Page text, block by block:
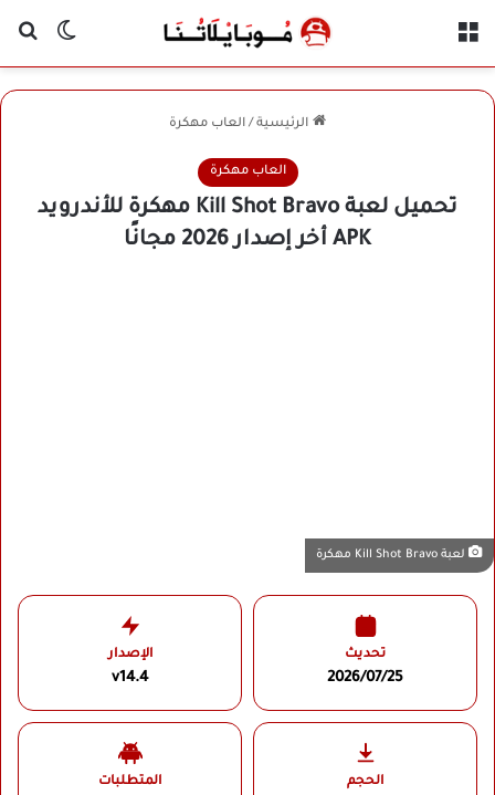
الوضع
الرئيسية / العاب مهكرة
العاب مهكرة
تحميل لعبة Kill Shot Bravo مهكرة للأندرويد
APK أخر إصدار 2026 مجانًا
لعبة Kill Shot Bravo مهكرة
تحديث
2026/07/25
الإصدار
v14.4
الحجم المتطلبات